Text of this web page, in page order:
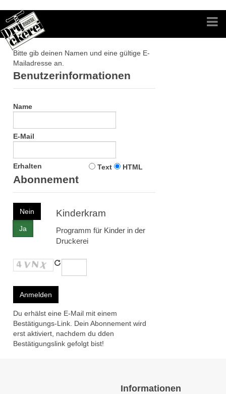
Bitte gib deinen Namen und eine gültige E-
Mailadresse an.
Benutzerinformationen
Name
E-Mail
Erhalten Text HTML
Abonnement
Nein
Ja
Kinderkram
Programm für Kinder in der
Druckerei
Du erhälst eine E-Mail mit einem
Bestätigungs-Link. Dein Abonnement wird
erst aktiviert, nachdem du dden
Bestätigungslink gefolgt bist!
Informationen